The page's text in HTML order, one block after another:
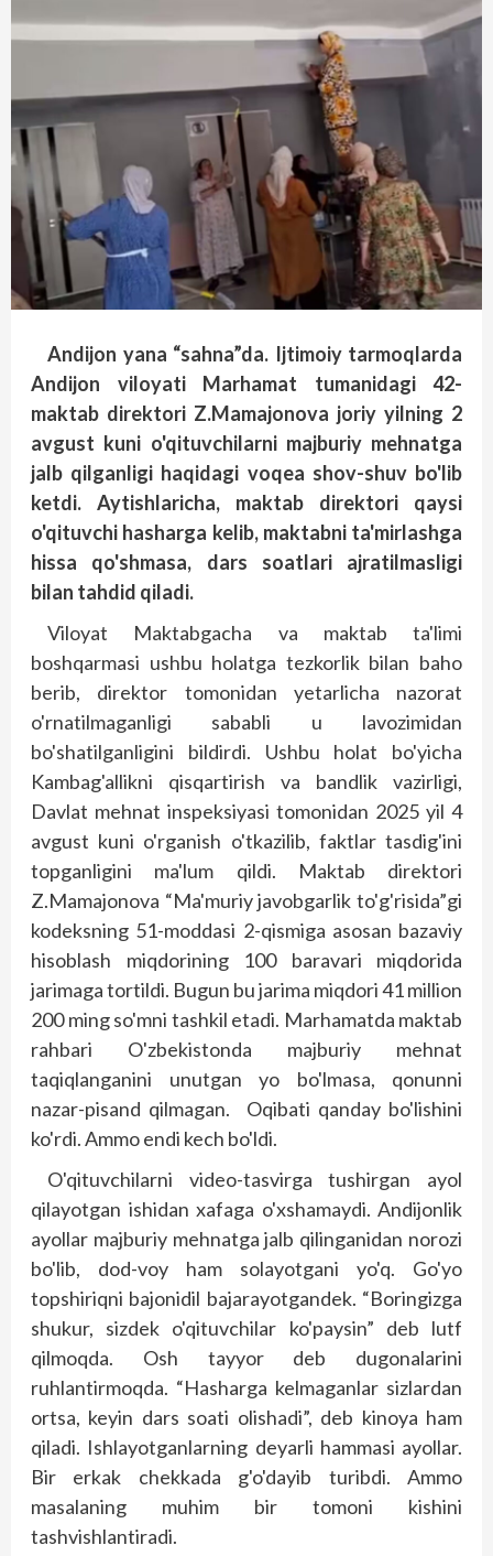
Andijon yana “sahna”da. Ijtimoiy tarmoqlarda
Andijon viloyati Marhamat tumanidagi 42-
maktab direktori Z.Mamajonova joriy yilning 2
avgust kuni o'qituvchilarni majburiy mehnatga
jalb qilganligi haqidagi voqea shov-shuv bo'lib
ketdi. Aytishlaricha, maktab direktori qaysi
o'qituvchi hasharga kelib, maktabni ta'mirlashga
hissa qo'shmasa, dars soatlari ajratilmasligi
bilan tahdid qiladi.
Viloyat Maktabgacha va maktab ta'limi
boshqarmasi ushbu holatga tezkorlik bilan baho
berib, direktor tomonidan yetarlicha nazorat
o'rnatilmaganligi sababli u lavozimidan
bo'shatilganligini bildirdi. Ushbu holat bo'yicha
Kambag'allikni qisqartirish va bandlik vazirligi,
Davlat mehnat inspeksiyasi tomonidan 2025 yil 4
avgust kuni o'rganish o'tkazilib, faktlar tasdig'ini
topganligini ma'lum qildi. Maktab direktori
Z.Mamajonova “Ma'muriy javobgarlik to'g'risida”gi
kodeksning 51-moddasi 2-qismiga asosan bazaviy
hisoblash miqdorining 100 baravari miqdorida
jarimaga tortildi. Bugun bu jarima miqdori 41 million
200 ming so'mni tashkil etadi. Marhamatda maktab
rahbari O'zbekistonda majburiy mehnat
taqiqlanganini unutgan yo bo'lmasa, qonunni
nazar-pisand qilmagan. Oqibati qanday bo'lishini
ko'rdi. Ammo endi kech bo'ldi.
O'qituvchilarni video-tasvirga tushirgan ayol
qilayotgan ishidan xafaga o'xshamaydi. Andijonlik
ayollar majburiy mehnatga jalb qilinganidan norozi
bo'lib, dod-voy ham solayotgani yo'q. Go'yo
topshiriqni bajonidil bajarayotgandek. “Boringizga
shukur, sizdek o'qituvchilar ko'paysin” deb lutf
qilmoqda. Osh tayyor deb dugonalarini
ruhlantirmoqda. “Hasharga kelmaganlar sizlardan
ortsa, keyin dars soati olishadi”, deb kinoya ham
qiladi. Ishlayotganlarning deyarli hammasi ayollar.
Bir erkak chekkada g'o'dayib turibdi. Ammo
masalaning muhim bir tomoni kishini
tashvishlantiradi.